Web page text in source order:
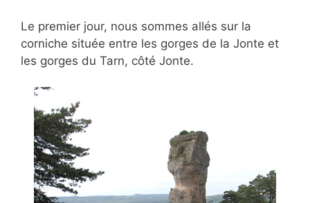
Le premier jour, nous sommes allés sur la
corniche située entre les gorges de la Jonte et
les gorges du Tarn, côté Jonte.